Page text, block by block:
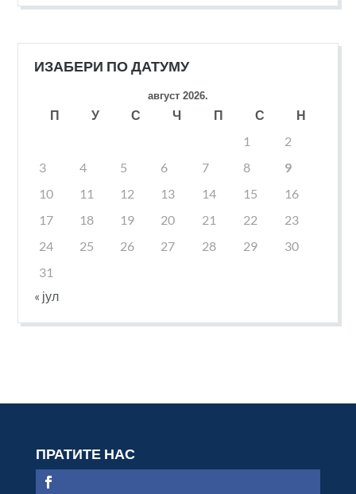
ИЗАБЕРИ ПО ДАТУМУ
август 2026.
П У С Ч П С
Н
1
2
3
4 5 6 7 8
9
10
11 12 13 14 15
16
17
18 19 20 21 22
23
24
25 26 27 28 29
30
31
« јул
ПРАТИТЕ НАС